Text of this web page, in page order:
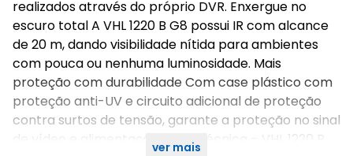
realizados através do próprio DVR. Enxergue no
escuro total A VHL 1220 B G8 possui IR com alcance
de 20 m, dando visibilidade nítida para ambientes
com pouca ou nenhuma luminosidade. Mais
proteção com durabilidade Com case plástico com
proteção anti-UV e circuito adicional de proteção
contra surtos de tensão, garante a proteção no sinal
de vídeo e alimentação. Ficha técnica – VHL 1220 B
ver mais